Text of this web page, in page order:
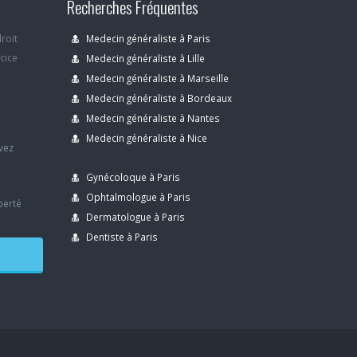
Recherches Fréquentes
Medecin généraliste à Paris
Medecin généraliste à Lille
Medecin généraliste à Marseille
Medecin généraliste à Bordeaux
Medecin généraliste à Nantes
Medecin généraliste à Nice
Gynécoloque à Paris
Ophtalmologue à Paris
Dermatologue à Paris
Dentiste à Paris